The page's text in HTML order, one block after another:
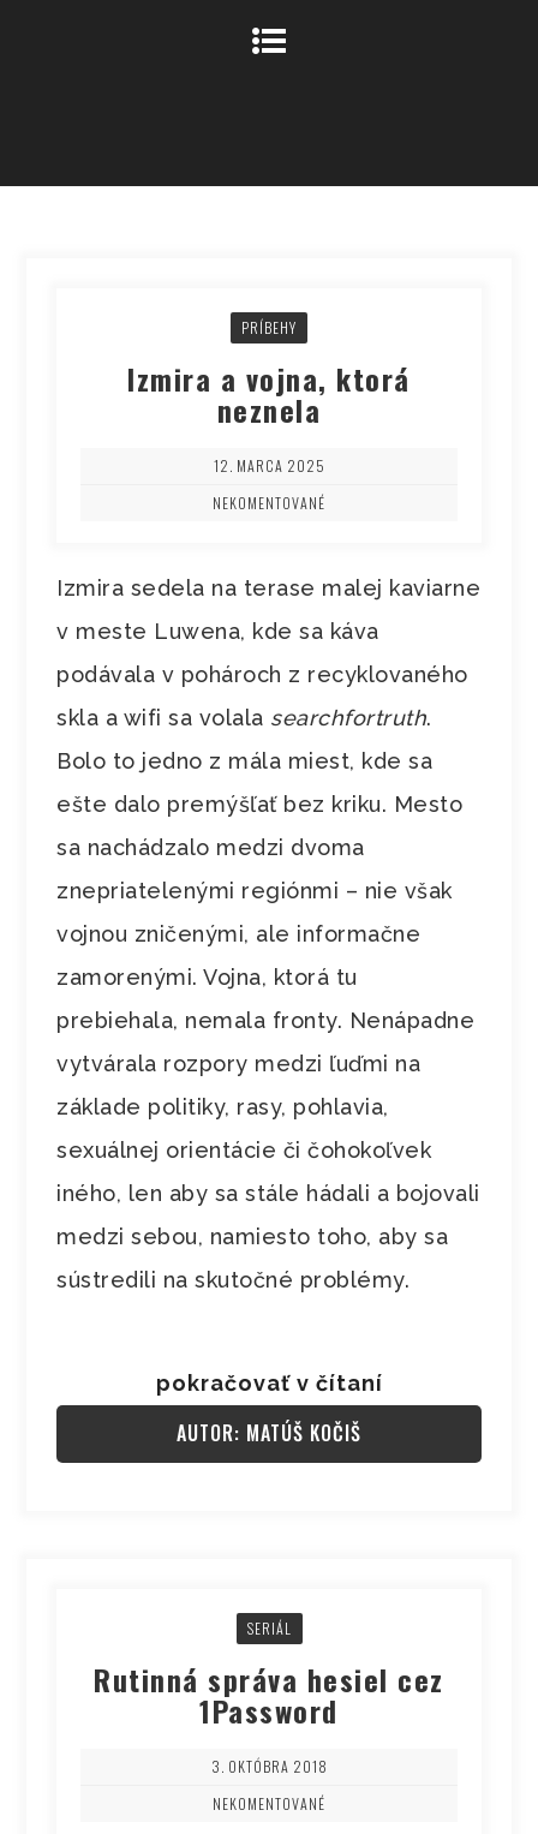
PRÍBEHY
Izmira a vojna, ktorá
neznela
12. MARCA 2025
NEKOMENTOVANÉ
Izmira sedela na terase malej kaviarne
v meste Luwena, kde sa káva
podávala v pohároch z recyklovaného
skla a wifi sa volala searchfortruth.
Bolo to jedno z mála miest, kde sa
ešte dalo premýšľať bez kriku. Mesto
sa nachádzalo medzi dvoma
znepriatelenými regiónmi – nie však
vojnou zničenými, ale informačne
zamorenými. Vojna, ktorá tu
prebiehala, nemala fronty. Nenápadne
vytvárala rozpory medzi ľuďmi na
základe politiky, rasy, pohlavia,
sexuálnej orientácie či čohokoľvek
iného, len aby sa stále hádali a bojovali
medzi sebou, namiesto toho, aby sa
sústredili na skutočné problémy.
pokračovať v čítaní
AUTOR: MATÚŠ KOČIŠ
SERIÁL
Rutinná správa hesiel cez
1Password
3. OKTÓBRA 2018
NEKOMENTOVANÉ